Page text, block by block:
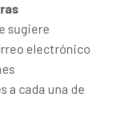
sugiere
electrónico
a cada una de